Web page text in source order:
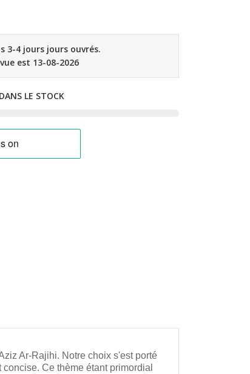
3-4 jours jours ouvrés.
est 13-08-2026
LE STOCK
Ar-Rajihi. Notre choix s'est porté
Ce thème étant primordial